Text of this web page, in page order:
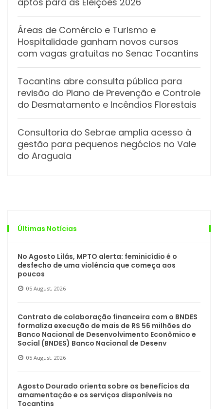
Áreas de Comércio e Turismo e
Hospitalidade ganham novos cursos
com vagas gratuitas no Senac Tocantins
Tocantins abre consulta pública para
revisão do Plano de Prevenção e Controle
do Desmatamento e Incêndios Florestais
Consultoria do Sebrae amplia acesso à
gestão para pequenos negócios no Vale
do Araguaia
Últimas Notícias
No Agosto Lilás, MPTO alerta: feminicídio é o
desfecho de uma violência que começa aos
poucos
05 August, 2026
Contrato de colaboração financeira com o BNDES
formaliza execução de mais de R$ 56 milhões do
Banco Nacional de Desenvolvimento Econômico e
Social (BNDES) Banco Nacional de Desenv
05 August, 2026
Agosto Dourado orienta sobre os benefícios da
amamentação e os serviços disponíveis no
Tocantins